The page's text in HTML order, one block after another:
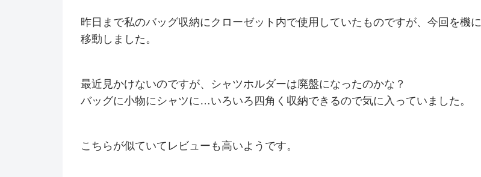
昨日まで私のバッグ収納にクローゼット内で使用していたものですが、今回を機に
移動しました。
最近見かけないのですが、シャツホルダーは廃盤になったのかな？
バッグに小物にシャツに…いろいろ四角く収納できるので気に入っていました。
こちらが似ていてレビューも高いようです。